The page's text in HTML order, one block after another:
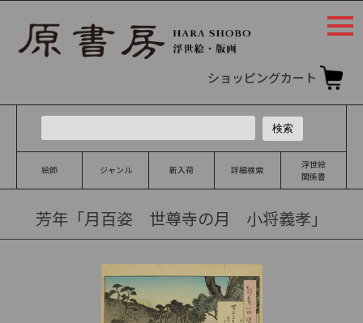
ショッピングカート
絵師 ジャンル 新入荷 詳細検索
浮世絵
関係書
芳年「月百姿 世尊寺の月 小将義孝」